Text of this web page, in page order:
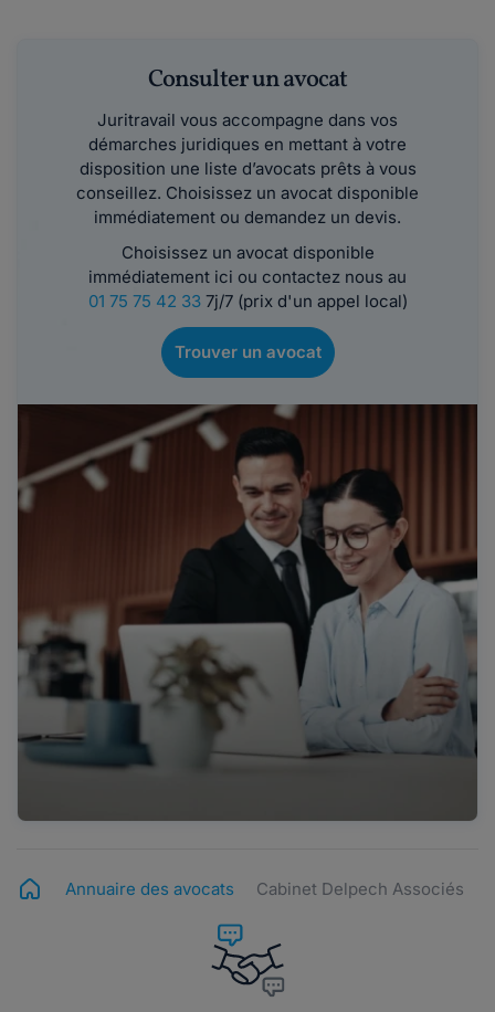
Consulter un avocat
Juritravail vous accompagne dans vos
démarches juridiques en mettant à votre
disposition une liste d’avocats prêts à vous
conseillez. Choisissez un avocat disponible
immédiatement ou demandez un devis.
Choisissez un avocat disponible
immédiatement ici ou contactez nous au
01 75 75 42 337j/7 (prix d'un appel local)
Trouver un avocat
Annuaire des avocats Cabinet Delpech Associés